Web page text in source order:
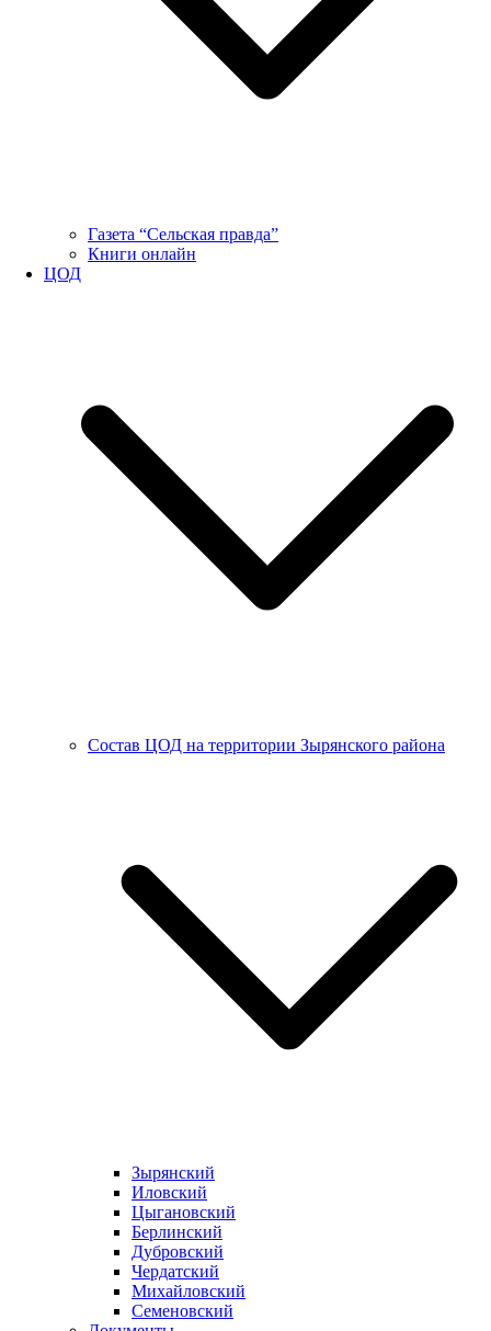
Газета “Сельская правда”
Книги онлайн
ЦОД
Состав ЦОД на территории Зырянского района
Зырянский
Иловский
Цыгановский
Берлинский
Дубровский
Чердатский
Михайловский
Семеновский